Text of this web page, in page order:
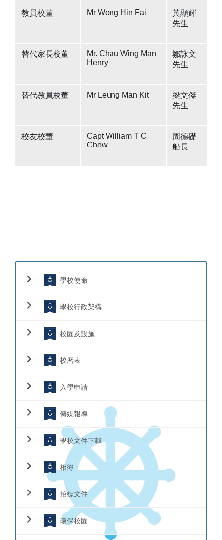
學校使命
學校行政架構
校園及設施
校曆表
入學申請
傳媒報導
學校文件下載
相簿
招標文件
環保校園
教員校董 Mr Wong Hin Fai
黃顯輝
先生
替代家長校董
Mr. Chau Wing Man
Henry
鄒詠文
先生
替代教員校董 Mr Leung Man Kit
梁文傑
先生
校友校董
Capt William T C
Chow
周德礎
船長